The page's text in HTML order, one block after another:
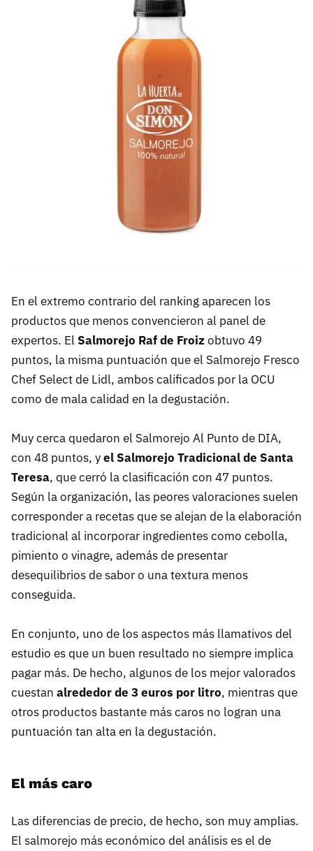
En el extremo contrario del ranking aparecen los
productos que menos convencieron al panel de
expertos. El Salmorejo Raf de Froizobtuvo 49
puntos, la misma puntuación que el Salmorejo Fresco
Chef Select de Lidl, ambos calificados por la OCU
como de mala calidad en la degustación.
Muy cerca quedaron el Salmorejo Al Punto de DIA,
con 48 puntos, yel Salmorejo Tradicional de Santa
Teresa, que cerró la clasificación con 47 puntos.
Según la organización, las peores valoraciones suelen
corresponder a recetas que se alejan de la elaboración
tradicional al incorporar ingredientes como cebolla,
pimiento o vinagre, además de presentar
desequilibrios de sabor o una textura menos
conseguida.
En conjunto, uno de los aspectos más llamativos del
estudio es que un buen resultado no siempre implica
pagar más. De hecho, algunos de los mejor valorados
cuestan alrededor de 3 euros por litro, mientras que
otros productos bastante más caros no logran una
puntuación tan alta en la degustación.
El más caro
Las diferencias de precio, de hecho, son muy amplias.
El salmorejo más económico del análisis es el de